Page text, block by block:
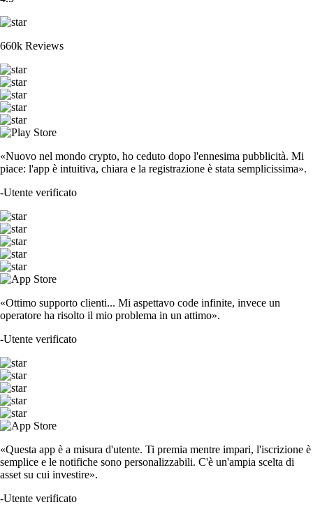
660k Reviews
«Nuovo nel mondo crypto, ho ceduto dopo l'ennesima pubblicità. Mi
piace: l'app è intuitiva, chiara e la registrazione è stata semplicissima».
-Utente verificato
«Ottimo supporto clienti... Mi aspettavo code infinite, invece un
operatore ha risolto il mio problema in un attimo».
-Utente verificato
«Questa app è a misura d'utente. Ti premia mentre impari, l'iscrizione è
semplice e le notifiche sono personalizzabili. C'è un'ampia scelta di
asset su cui investire».
-Utente verificato